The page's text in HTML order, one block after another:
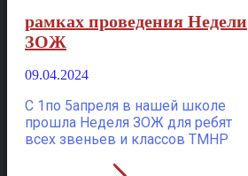
рамках проведения Недели
ЗОЖ
09.04.2024
С 1по 5апреля в нашей школе
прошла Неделя ЗОЖ для ребят
всех звеньев и классов ТМНР